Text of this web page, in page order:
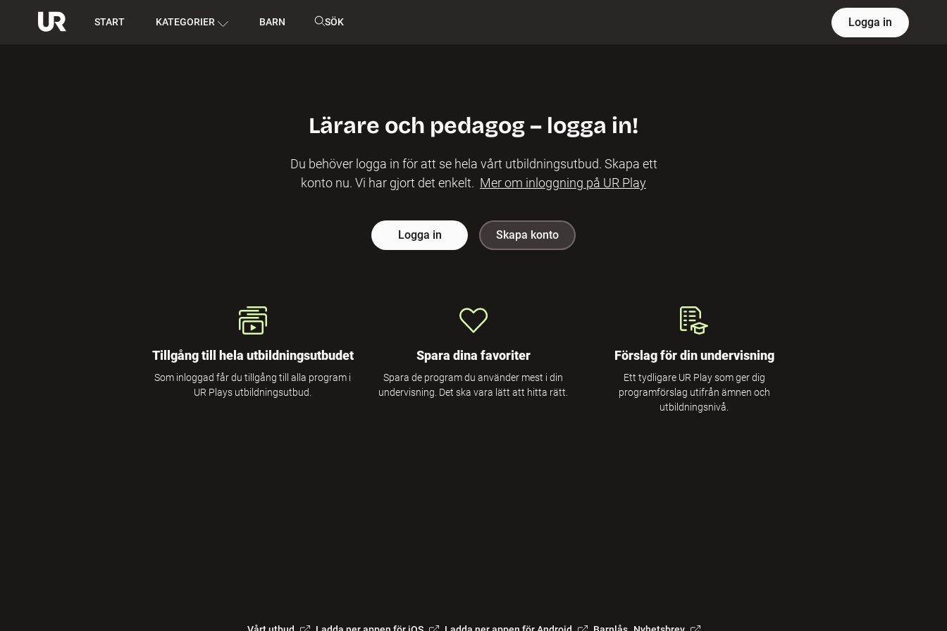
START KATEGORIER BARN SÖK Logga in
Lärare och pedagog – logga in!
Du behöver logga in för att se hela vårt utbildningsutbud. Skapa ett
konto nu. Vi har gjort det enkelt. Mer om inloggning på UR Play
Logga in Skapa konto
Tillgång till hela utbildningsutbudet
Som inloggad får du tillgång till alla program i
UR Plays utbildningsutbud.
Spara dina favoriter
Spara de program du använder mest i din
undervisning. Det ska vara lätt att hitta rätt.
Förslag för din undervisning
Ett tydligare UR Play som ger dig
programförslag utifrån ämnen och
utbildningsnivå.